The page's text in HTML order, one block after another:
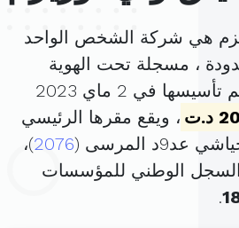
هي شركة الشخص الواحد
، مسجلة تحت الهوية
. تم تأسيسها في 2 ماي 2023
د.ت
، ويقع مقرها الرئيسي
المرسى (
2076)،
الوطني للمؤسسات
.